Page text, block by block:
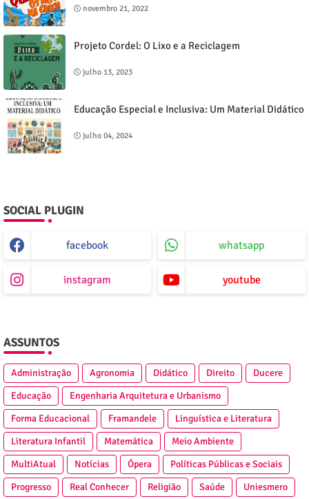
novembro 21, 2022
Projeto Cordel: O Lixo e a Reciclagem
julho 13, 2023
Educação Especial e Inclusiva: Um Material Didático
julho 04, 2024
SOCIAL PLUGIN
facebook whatsapp
instagram youtube
ASSUNTOS
Administração Agronomia Didático Direito
Ducere
Educação
Engenharia Arquitetura e Urbanismo
Forma Educacional
Framandele
Linguística e Literatura
Literatura Infantil
Matemática
Meio Ambiente
MultiAtual
Notícias Ópera
Políticas Públicas e Sociais
Progresso
Real Conhecer Religião Saúde
Uniesmero